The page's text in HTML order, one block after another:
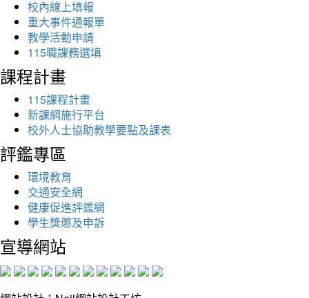
校內線上填報
重大事件通報單
教學活動申請
115職課務選填
課程計畫
115課程計畫
新課綱施行平台
校外人士協助教學要點及課表
評鑑專區
環境教育
交通安全網
健康促進評鑑網
學生獎懲及申訴
宣導網站